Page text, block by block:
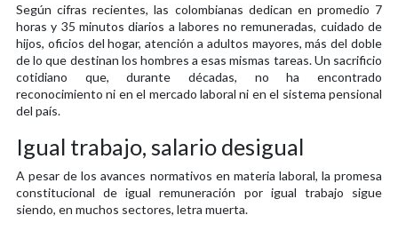
Según cifras recientes, las colombianas dedican en promedio 7
horas y 35 minutos diarios a labores no remuneradas, cuidado de
hijos, oficios del hogar, atención a adultos mayores, más del doble
de lo que destinan los hombres a esas mismas tareas. Un sacrificio
cotidiano que, durante décadas, no ha encontrado
reconocimiento ni en el mercado laboral ni en el sistema pensional
del país.
Igual trabajo, salario desigual
A pesar de los avances normativos en materia laboral, la promesa
constitucional de igual remuneración por igual trabajo sigue
siendo, en muchos sectores, letra muerta.